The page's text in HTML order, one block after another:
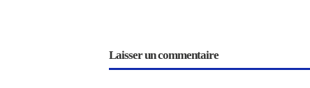
Laisser un commentaire